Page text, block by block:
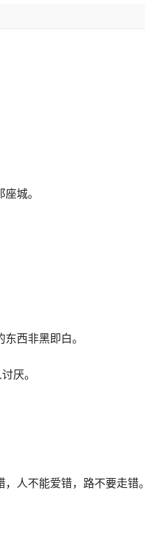
城。
西非黑即白。
厌。
人不能爱错，路不要走错。